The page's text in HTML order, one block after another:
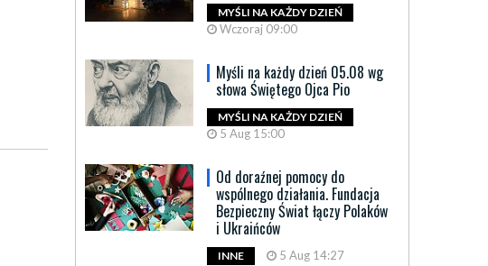
MYŚLI NA KAŻDY DZIEŃ
Wczoraj 09:00
Myśli na każdy dzień 05.08 wg
słowa Świętego Ojca Pio
MYŚLI NA KAŻDY DZIEŃ
5 Aug 15:00
Od doraźnej pomocy do
wspólnego działania. Fundacja
Bezpieczny Świat łączy Polaków
i Ukraińców
INNE 5 Aug 14:27